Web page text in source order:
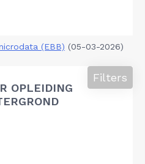
(EBB) (05-03-2026)
OPLEIDING
Filters